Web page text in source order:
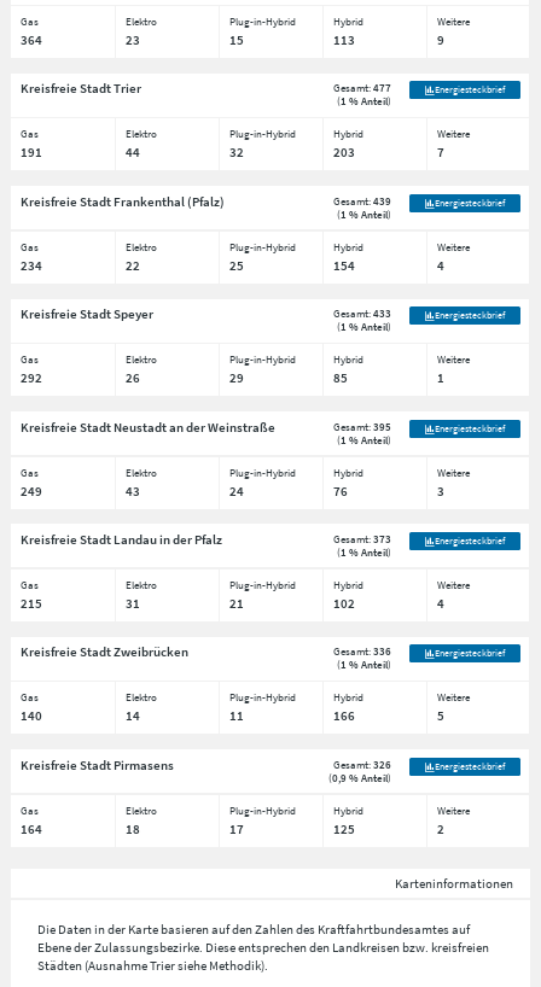
Gas Elektro Plug-in-Hybrid Hybrid Weitere
364 23 15 113 9
Kreisfreie Stadt Trier Gesamt:477
(1 % Anteil)
Energiesteckbrief
Gas Elektro Plug-in-Hybrid Hybrid Weitere
191 44 32 203 7
Kreisfreie Stadt Frankenthal (Pfalz) Gesamt:439
(1 % Anteil)
Energiesteckbrief
Gas Elektro Plug-in-Hybrid Hybrid Weitere
234 22 25 154 4
Kreisfreie Stadt Speyer Gesamt:433
(1 % Anteil)
Energiesteckbrief
Gas Elektro Plug-in-Hybrid Hybrid Weitere
292 26 29 85 1
Kreisfreie Stadt Neustadt an der Weinstraße Gesamt:395
(1 % Anteil)
Energiesteckbrief
Gas Elektro Plug-in-Hybrid Hybrid Weitere
249 43 24 76 3
Kreisfreie Stadt Landau in der Pfalz Gesamt:373
(1 % Anteil)
Energiesteckbrief
Gas Elektro Plug-in-Hybrid Hybrid Weitere
215 31 21 102 4
Kreisfreie Stadt Zweibrücken Gesamt:336
(1 % Anteil)
Energiesteckbrief
Gas Elektro Plug-in-Hybrid Hybrid Weitere
140 14 11 166 5
Kreisfreie Stadt Pirmasens Gesamt:326
(0,9 % Anteil)
Energiesteckbrief
Gas Elektro Plug-in-Hybrid Hybrid Weitere
164 18 17 125 2
Karteninformationen
Die Daten in der Karte basieren auf den Zahlen des Kraftfahrtbundesamtes auf
Ebene der Zulassungsbezirke. Diese entsprechen den Landkreisen bzw. kreisfreien
Städten (Ausnahme Trier siehe Methodik).